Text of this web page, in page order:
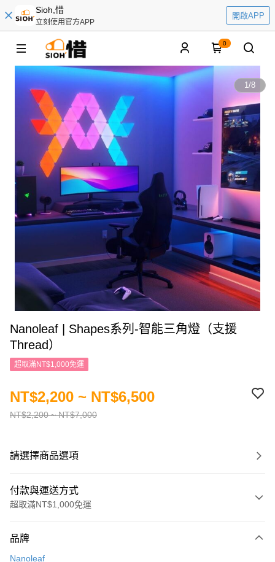
Sioh,惜
立刻使用官方APP
開啟APP
0
1/8
Nanoleaf | Shapes系列-智能三角燈（支援
Thread）
超取滿NT$1,000免運
NT$2,200 ~ NT$7,000
NT$2,200 ~ NT$6,500
請選擇商品選項
付款與運送方式
超取滿NT$1,000免運
信用卡一次付款
品牌
Nanoleaf